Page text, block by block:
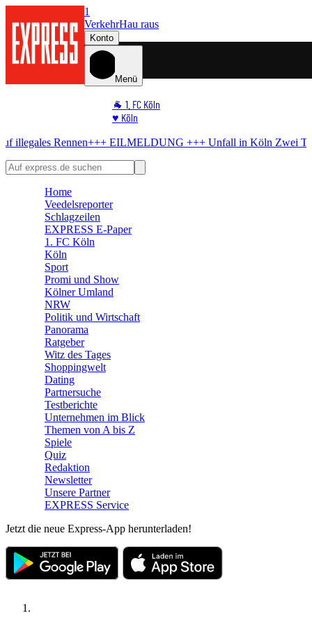
1
VerkehrHau raus
Konto
Menü
🐐 1. FC Köln
♥️ Köln
🏆 Sport
+++ EILMELDUNG +++Unfall in KölnZwei Tote bei Motorrad-
Home
Veedelsreporter
Schlagzeilen
EXPRESS E-Paper
1. FC Köln
Köln
Sport
Promi und Show
Kölner Umland
NRW
Politik und Wirtschaft
Panorama
Ratgeber
Witz des Tages
Shoppingwelt
Dating
Partnersuche
Testberichte
Unternehmen im Blick
Themen von A bis Z
Spiele
Quiz
Redaktion
Newsletter
Unsere Partner
EXPRESS Service
Jetzt die neue Express-App herunterladen!